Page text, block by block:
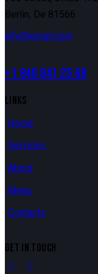
Berlin, De 81566
info@email.com
+1 840 841 25 69
LINKS
Home
Services
About
Menu
Contacts
GET IN TOUCH